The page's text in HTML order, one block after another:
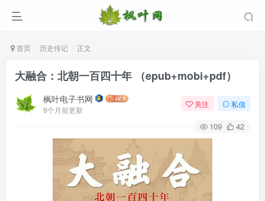
首页 历史传记 正文
大融合：北朝一百四十年 （epub+mobi+pdf）
枫叶电子书网
9个月前更新
关注 私信
109 42